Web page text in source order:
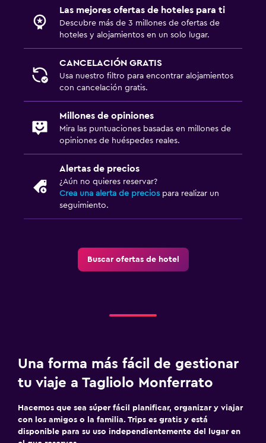
Botella de agua
Check-in/check-out privado
Terraza/patio
Muebles de exterior
Área de picnic
Jardín
Sistema de entretenimiento
TV de pantalla plana
Seguridad las 24 horas
Ideal para familias
Cuna/cama nido disponibles
Las mejores ofertas de hoteles para ti
Descubre más de 3 millones de ofertas de
hoteles y alojamientos en un solo lugar.
CANCELACIÓN GRATIS
Usa nuestro filtro para encontrar alojamientos
con cancelación gratis.
Millones de opiniones
Mira las puntuaciones basadas en millones de
opiniones de huéspedes reales.
Alertas de precios
¿Aún no quieres reservar?
Crea una alerta de precios para realizar un
seguimiento.
Buscar ofertas de hotel
Una forma más fácil de gestionar
tu viaje a Tagliolo Monferrato
Hacemos que sea súper fácil planificar, organizar y viajar
con los amigos o la familia. Trips es gratis y está
disponible para su uso independientemente del lugar en